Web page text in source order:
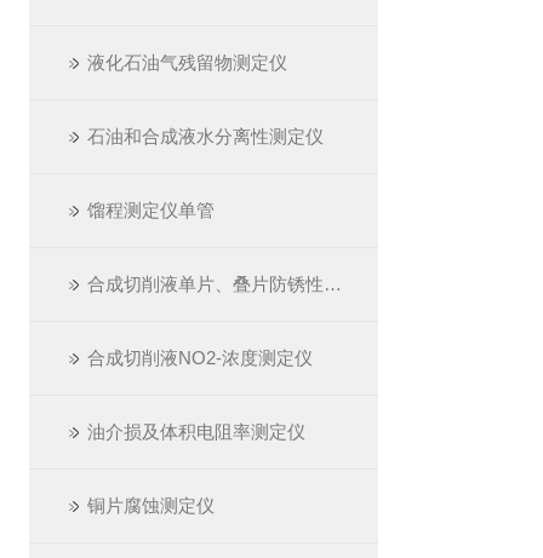
液化石油气残留物测定仪
石油和合成液水分离性测定仪
馏程测定仪单管
合成切削液单片、叠片防锈性测定仪
合成切削液NO2-浓度测定仪
油介损及体积电阻率测定仪
铜片腐蚀测定仪